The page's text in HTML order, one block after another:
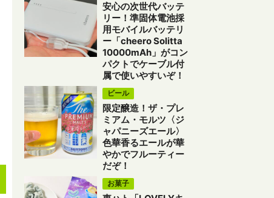
安心の次世代バッテ
リー！準固体電池採
用モバイルバッテリ
ー「cheero Solitta
10000mAh」がコン
パクトでケーブル付
属で使いやすいぞ！
ビール
限定醸造！ザ・プレ
ミアム・モルツ〈ジ
ャパニーズエール〉
色華香るエールが華
やかでフルーティー
だぞ！
お菓子